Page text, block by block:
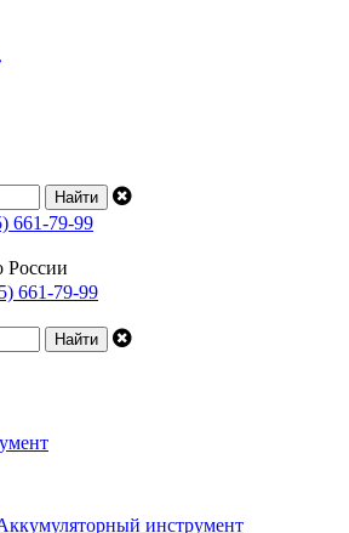
661-79-99
России
661-79-99
инструмент